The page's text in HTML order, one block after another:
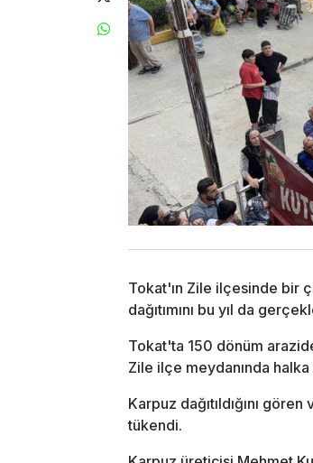
Tokat'ın Zile ilçesinde bir
dağıtımını bu yıl da
Tokat'ta 150 dönüm
Zile ilçe meydanında halka
Karpuz dağıtıldığını
tükendi.